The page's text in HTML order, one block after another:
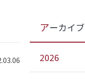
アーカイブ
2026